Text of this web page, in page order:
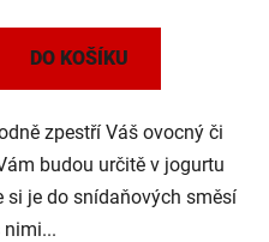
DO KOŠÍKU
zpestří Váš ovocný či
budou určitě v jogurtu
si je do snídaňových směsí
nimi...